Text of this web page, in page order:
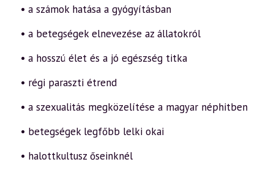
• a számok hatása a gyógyításban
• a betegségek elnevezése az állatokról
• a hosszú élet és a jó egészség titka
• régi paraszti étrend
• a szexualitás megközelítése a magyar néphitben
• betegségek legfőbb lelki okai
• halottkultusz őseinknél